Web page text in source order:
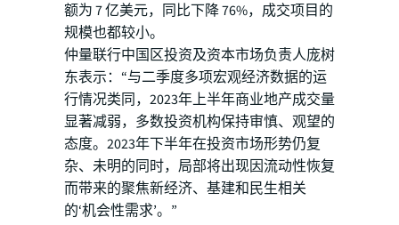
额为 7 亿美元，同比下降 76%，成交项目的
规模也都较小。
仲量联行中国区投资及资本市场负责人庞树
东表示：“与二季度多项宏观经济数据的运
行情况类同，2023年上半年商业地产成交量
显著减弱，多数投资机构保持审慎、观望的
态度。2023年下半年在投资市场形势仍复
杂、未明的同时，局部将出现因流动性恢复
而带来的聚焦新经济、基建和民生相关
的‘机会性需求’。”